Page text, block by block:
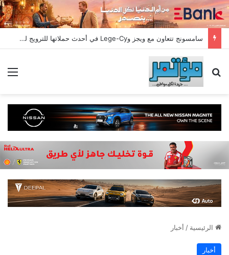
سامسونج تتعاون مع ويجز وLege-Cy في أحدث حملاتها للترويج لسلسلة Galaxy A
بحث عن
الرئيسية / أخبار
أخبار